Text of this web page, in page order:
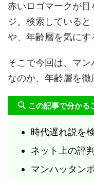
赤いロゴマークが
ジ。検索していると
や、年齢層を気にす
そこで今回は、マ
なのか、年齢層を徹
この記事で分かる
時代遅れ説を
ネット上の評
マンハッタン